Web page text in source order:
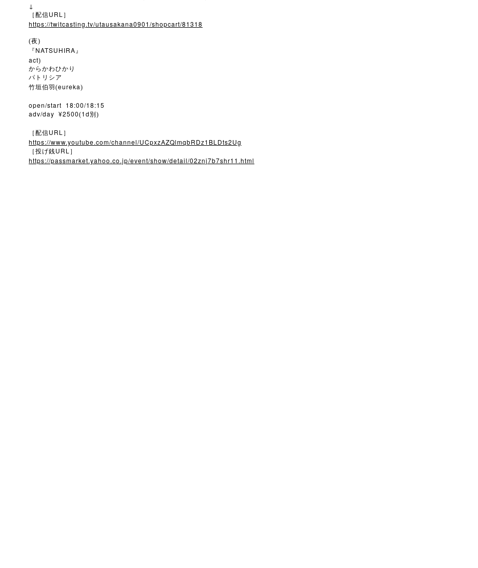
↓
［配信URL ］
https://twitcasting.tv/utausakana0901/shopcart/81318
(夜)
『 NATSUHIRA』
act)
からかわひかり
パトリシア
竹垣伯羽(eureka)
open/start 18:00/18:15
adv/day ¥2500(1d 別)
［配信URL ］
https://www.youtube.com/channel/UCpxzAZQlmqbRDz1BLDts2Ug
［投げ銭URL ］
https://passmarket.yahoo.co.jp/event/show/detail/02znj7b7shr11.html